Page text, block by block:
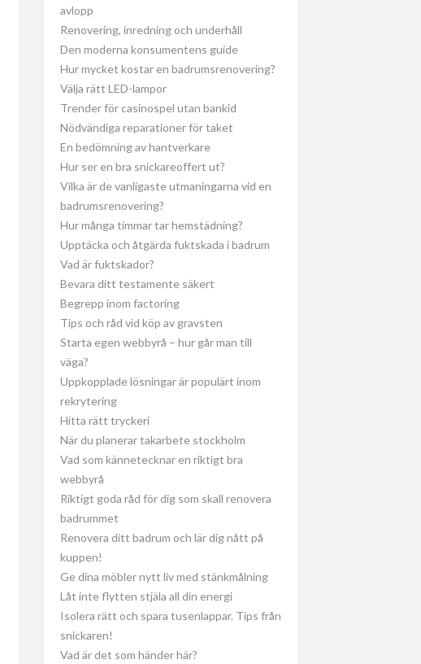
avlopp
Renovering, inredning och underhåll
Den moderna konsumentens guide
Hur mycket kostar en badrumsrenovering?
Välja rätt LED-lampor
Trender för casinospel utan bankid
Nödvändiga reparationer för taket
En bedömning av hantverkare
Hur ser en bra snickareoffert ut?
Vilka är de vanligaste utmaningarna vid en
badrumsrenovering?
Hur många timmar tar hemstädning?
Upptäcka och åtgärda fuktskada i badrum
Vad är fuktskador?
Bevara ditt testamente säkert
Begrepp inom factoring
Tips och råd vid köp av gravsten
Starta egen webbyrå – hur går man till
väga?
Uppkopplade lösningar är populärt inom
rekrytering
Hitta rätt tryckeri
När du planerar takarbete stockholm
Vad som kännetecknar en riktigt bra
webbyrå
Riktigt goda råd för dig som skall renovera
badrummet
Renovera ditt badrum och lär dig nått på
kuppen!
Ge dina möbler nytt liv med stänkmålning
Låt inte flytten stjäla all din energi
Isolera rätt och spara tusenlappar. Tips från
snickaren!
Vad är det som händer här?